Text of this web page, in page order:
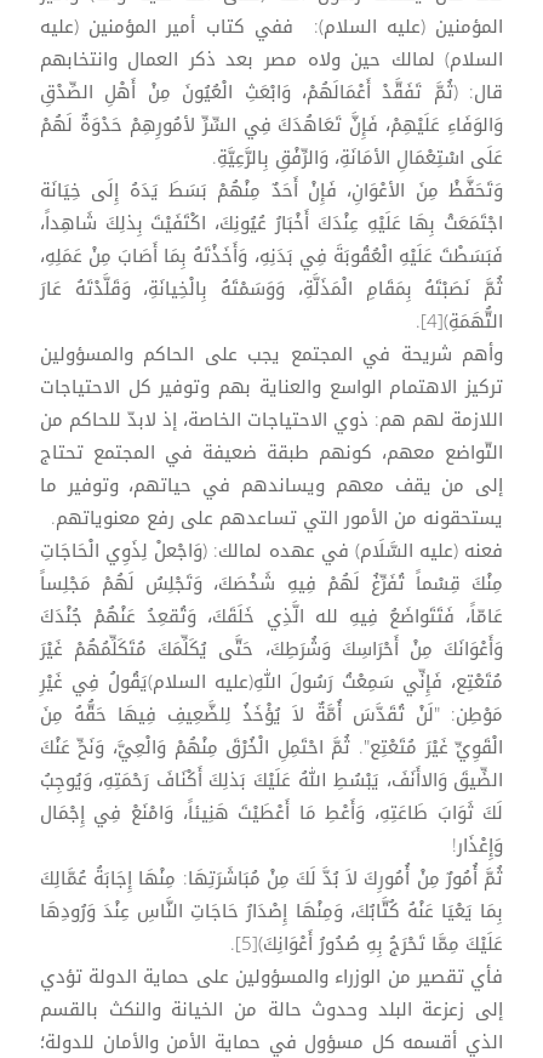
المؤمنين (عليه السلام): ففي كتاب أمير المؤمنين (عليه
السلام) لمالك حين ولاه مصر بعد ذكر العمال وانتخابهم
قال: (ثُمَّ تَفَقَّدْ أَعْمَالَهُمْ، وَابْعَثِ الْعُيُونَ مِنْ أَهْلِ الصِّدْقِ
وَالوَفَاءِ عَلَيْهِمْ، فَإِنَّ تَعَاهُدَكَ فِي السِّرِّ لأمُورِهِمْ حَدْوَةٌ لَهُمْ
عَلَى اسْتِعْمَالِ الأمَانَةِ، وَالرِّفْقِ بِالرَّعِيَّةِ.
وَتَحَفَّظْ مِنَ الأعْوَانِ، فَإِنْ أَحَدٌ مِنْهُمْ بَسَطَ يَدَهُ إِلَى خِيَانَة
اجْتَمَعَتْ بِهَا عَلَيْهِ عِنْدَكَ أَخْبَارُ عُيُونِكَ، اكْتَفَيْتَ بِذلِكَ شَاهِداً،
فَبَسَطْتَ عَلَيْهِ الْعُقُوبَةَ فِي بَدَنِهِ، وَأَخَذْتَهُ بِمَا أَصَابَ مِنْ عَمَلِهِ،
ثُمَّ نَصَبْتَهُ بِمَقَامِ الْمَذَلَّةِ، وَوَسَمْتَهُ بِالْخِيانَةِ، وَقَلَّدْتَهُ عَارَ
التُّهَمَةِ)[4].
وأهم شريحة في المجتمع يجب على الحاكم والمسؤولين
تركيز الاهتمام الواسع والعناية بهم وتوفير كل الاحتياجات
اللازمة لهم هم: ذوي الاحتياجات الخاصة، إذ لابدّ للحاكم من
التّواضع معهم، كونهم طبقة ضعيفة في المجتمع تحتاج
إلى من يقف معهم ويساندهم في حياتهم، وتوفير ما
يستحقونه من الأمور التي تساعدهم على رفع معنوياتهم.
فعنه (عليه السَّلَام) في عهده لمالك: (وَاجْعلْ لِذَوِي الْحَاجَاتِ
مِنْكَ قِسْماً تُفَرِّغُ لَهُمْ فِيهِ شَخْصَكَ، وَتَجْلِسُ لَهُمْ مَجْلِساً
عَامّاً، فَتَتَواضَعُ فِيهِ لله الَّذِي خَلَقَكَ، وَتُقعِدُ عَنْهُمْ جُنْدَكَ
وَأَعْوَانَكَ مِنْ أَحْرَاسِكَ وَشُرَطِكَ، حَتَّى يُكَلِّمَكَ مُتَكَلِّمُهُمْ غَيْرَ
مُتَعْتِع، فَإِنِّي سَمِعْتُ رَسُولَ اللهِ(عليه السلام)يَقُولُ فِي غَيْرِ
مَوْطِن: "لَنْ تُقَدَّسَ أُمَّةٌ لاَ يُؤْخَذُ لِلضَّعِيفِ فِيهَا حَقُّهُ مِنَ
الْقَوِيِّ غَيْرَ مُتَعْتِع". ثُمَّ احْتَمِلِ الْخُرْقَ مِنْهُمْ وَالْعِيَّ، وَنَحِّ عَنْكَ
الضِّيقَ وَالاأَنَفَ، يَبْسُطِ اللهُ عَلَيْكَ بَذلِكَ أَكْنَافَ رَحْمَتِهِ، وَيُوجِبُ
لَكَ ثَوَابَ طَاعَتِهِ، وَأَعْطِ مَا أَعْطَيْتَ هَنِيئاً، وَامْنَعْ فِي إِجْمَال
وَإِعْذَار!
ثُمَّ أُمُورٌ مِنْ أُمُورِكَ لاَ بُدَّ لَكَ مِنْ مُبَاشَرَتِهَا: مِنْهَا إِجَابَةُ عُمَّالِكَ
بِمَا يَعْيَا عَنْهُ كُتَّابُكَ، وَمِنْهَا إِصْدَارُ حَاجَاتِ النَّاسِ عِنْدَ وَرُودِهَا
عَلَيْكَ مِمَّا تَحْرَجُ بِهِ صُدُورُ أَعْوَانِكَ)[5].
فأي تقصير من الوزراء والمسؤولين على حماية الدولة تؤدي
إلى زعزعة البلد وحدوث حالة من الخيانة والنكث بالقسم
الذي أقسمه كل مسؤول في حماية الأمن والأمان للدولة؛